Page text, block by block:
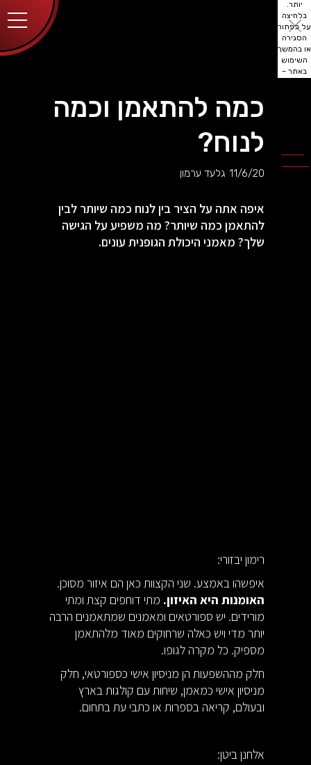
יותר.
בלחיצה
על כפתור
הסגירה
או בהמשך
השימוש
באתר –
כמה להתאמן וכמה
לנוח?
11/6/20 גלעד ערמון
איפה אתה על הציר בין לנוח כמה שיותר לבין
להתאמן כמה שיותר? מה משפיע על הגישה
שלך? מאמני היכולת הגופנית עונים.
רימון יבזורי:
איפשהו באמצע. שני הקצוות כאן הם איזור מסוכן.
האומנות היא האיזון. מתי דוחפים קצת ומתי
מורידים. יש ספורטאים ומאמנים שמתאמנים הרבה
יותר מדי ויש כאלה שרחוקים מאוד מלהתאמן
מספיק. כל מקרה לגופו.
חלק מההשפעות הן מניסיון אישי כספורטאי, חלק
מניסיון אישי כמאמן, שיחות עם קולגות בארץ
ובעולם, קריאה בספרות או כתבי עת בתחום.
אלחנן ביטן: